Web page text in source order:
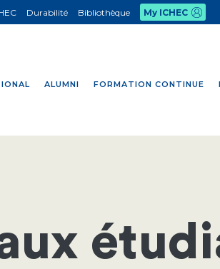
ALUMNI FORMATION CONTINUE
Durabilité Bibliothèque My ICHEC